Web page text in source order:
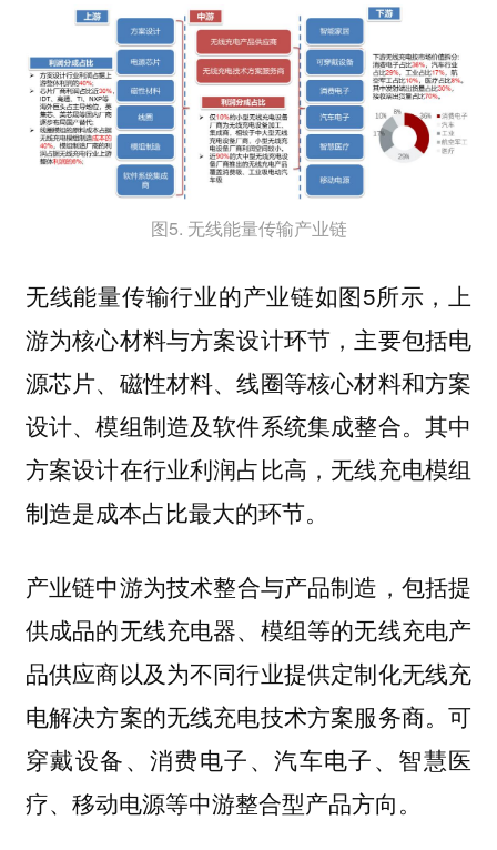
图5. 无线能量传输产业链
无线能量传输行业的产业链如图5所示，上
游为核心材料与方案设计环节 ，主要包括电
源芯片、磁性材料、线圈等核心材料和方案
设计、模组制造及软件系统集成整合。其中
方案设计在行业利润占比高，无线充电模组
制造是成本占比最大的环节。
产业链中游为技术整合与产品制造 ，包括提
供成品的无线充电器、模组等的无线充电产
品供应商以及为不同行业提供定制化无线充
电解决方案的无线充电技术方案服务商。可
穿戴设备、消费电子、汽车电子、智慧医
疗、移动电源等中游整合型产品方向。